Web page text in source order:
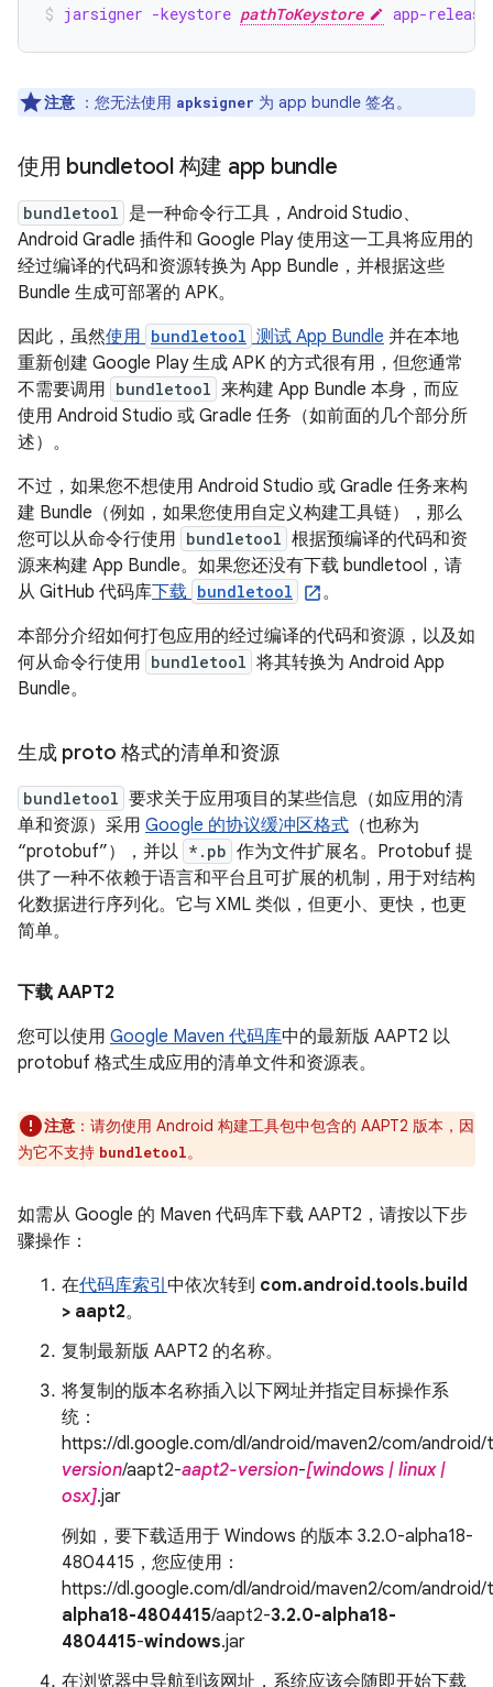
jarsigner -keystore pathToKeystore app-
注意 ：您无法使用 apksigner 为 app bundle 签名。
使用 bundletool 构建 app bundle
bundletool 是一种命令行工具，Android Studio、
Android Gradle 插件和 Google Play 使用这一工具将应用的
经过编译的代码和资源转换为 App Bundle，并根据这些
Bundle 生成可部署的 APK。
因此，虽然使用 bundletool 测试 App Bundle 并在本地
重新创建 Google Play 生成 APK 的方式很有用，但您通常
不需要调用 bundletool 来构建 App Bundle 本身，而应
使用 Android Studio 或 Gradle 任务（如前面的几个部分所
述）。
不过，如果您不想使用 Android Studio 或 Gradle 任务来构
建 Bundle（例如，如果您使用自定义构建工具链），那么
您可以从命令行使用 bundletool 根据预编译的代码和资
源来构建 App Bundle。如果您还没有下载 bundletool，请
从 GitHub 代码库下载 bundletool
。
本部分介绍如何打包应用的经过编译的代码和资源，以及如
何从命令行使用 bundletool 将其转换为 Android App
Bundle。
生成 proto 格式的清单和资源
bundletool 要求关于应用项目的某些信息（如应用的清
单和资源）采用 Google 的协议缓冲区格式 （也称为
“protobuf”），并以 *.pb 作为文件扩展名。Protobuf 提
供了一种不依赖于语言和平台且可扩展的机制，用于对结构
化数据进行序列化。它与 XML 类似，但更小、更快，也更
简单。
下载 AAPT2
您可以使用 Google Maven 代码库中的最新版 AAPT2 以
protobuf 格式生成应用的清单文件和资源表。
注意 ：请勿使用 Android 构建工具包中包含的 AAPT2 版本，因
为它不支持 bundletool。
如需从 Google 的 Maven 代码库下载 AAPT2，请按以下步
骤操作：
在代码库索引 中依次转到 com.android.tools.build
> aapt2。
复制最新版 AAPT2 的名称。
将复制的版本名称插入以下网址并指定目标操作系
统：
https://dl.google.com/dl/android/maven2/com/
version/aapt2-aapt2-version-[windows | linux |
osx].jar
例如，要下载适用于 Windows 的版本 3.2.0-alpha18-
4804415，您应使用：
https://dl.google.com/dl/android/maven2/com/
alpha18-4804415/aapt2-3.2.0-alpha18-
4804415-windows.jar
在浏览器中导航到该网址，系统应该会随即开始下载